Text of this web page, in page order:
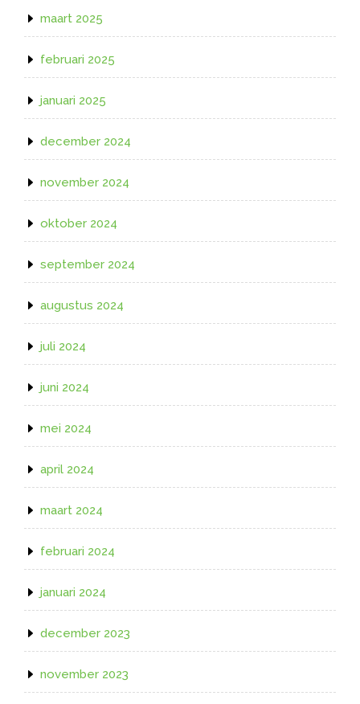
maart 2025
februari 2025
januari 2025
december 2024
november 2024
oktober 2024
september 2024
augustus 2024
juli 2024
juni 2024
mei 2024
april 2024
maart 2024
februari 2024
januari 2024
december 2023
november 2023